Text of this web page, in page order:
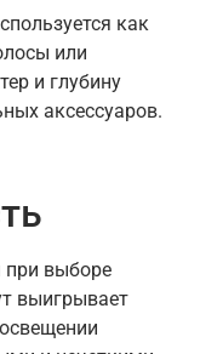
как
или
и глубину
аксессуаров.
выборе
выигрывает